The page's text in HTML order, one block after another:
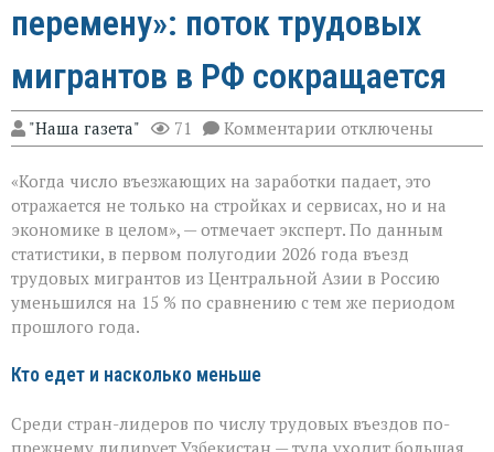
перемену»: поток трудовых
мигрантов в РФ сокращается
"Наша газета" 71 Комментарии к
записи
труда
чувствует
перемену»:
поток
трудовых
мигрантов
в
РФ
отключены
«Когда число въезжающих на заработки падает, это
отражается не только на стройках и сервисах, но и на
экономике в целом», — отмечает эксперт. По данным
статистики, в первом полугодии 2026 года въезд
трудовых мигрантов из Центральной Азии в Россию
уменьшился на 15 % по сравнению с тем же периодом
прошлого года.
Кто едет и насколько меньше
Среди стран-лидеров по числу трудовых въездов по-